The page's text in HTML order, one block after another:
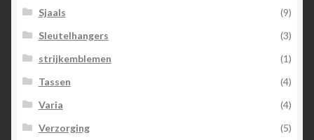
Sjaals
(9)
Sleutelhangers
(3)
strijkemblemen
(1)
Tassen
(4)
Varia
(4)
Verzorging
(5)